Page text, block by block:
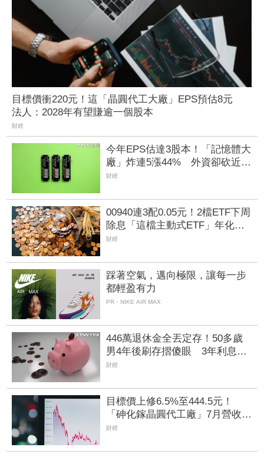
目標價衝220元！這「晶圓代工大廠」EPS預估8元
法人：2028年有望賺逾一個股本
財經
今年EPS估達3股本！「記憶體大
廠」炸連5漲44% 外資卻砍近
1.8萬張抱回31.5億元
財經
00940連3配0.05元！2檔ETF下周
除息「這檔主動式ETF」年化配
息率逼11%超香 最後上車日曝
財經
踩著空氣，邁向極限，讓每一步
都輕盈有力
PR・NIKE AIR MAX
446萬退休金全丟定存！50多歲
男4年後刷存摺傻眼 3年利息僅
1067元
財經
目標價上修6.5%至444.5元！
「砷化鎵晶圓代工廠」7月營收創
4年半新高 1.6T光通訊開始貢獻
財經